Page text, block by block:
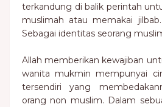
terkandung di balik perintah
muslimah atau memakai
Sebagai identitas seorang
Allah memberikan kewajiban
wanita mukmin mempunyai
tersendiri yang
orang non muslim. Dalam